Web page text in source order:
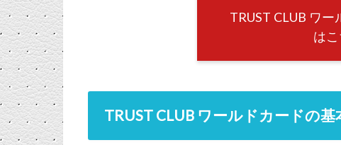
TRUST CLUB ワ
は
TRUST CLUB ワールドカードの基